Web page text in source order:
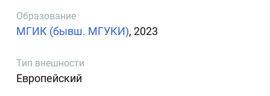
Образование
МГИК (бывш. МГУКИ), 2023
Тип внешности
Европейский